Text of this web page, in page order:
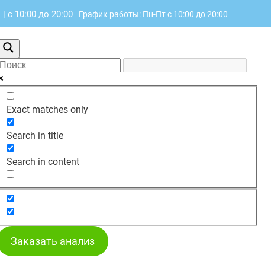
| с 10:00 до 20:00 График работы: Пн-Пт с 10:00 до 20:00
Exact matches only
Search in title
Search in content
Заказать анализ